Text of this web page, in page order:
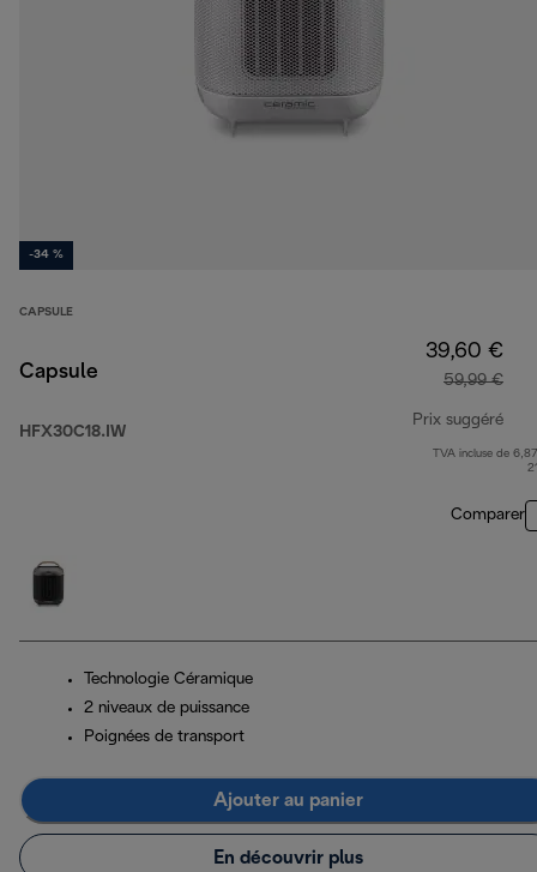
-34 %
CAPSULE
Capsule
HFX30C18.IW
39,60 €
59,99 €
Prix suggéré
TVA incluse de
Comparer
Technologie Céramique
2 niveaux de puissance
Poignées de transport
Ajouter au panier
En découvrir plus